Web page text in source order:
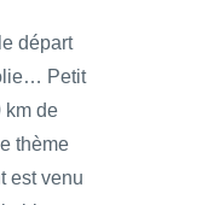
départ
Petit
km de
thème
est venu